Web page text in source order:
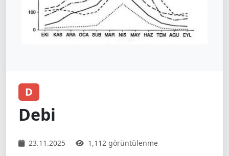
D
Debi
23.11.2025 1,112 görüntülenme